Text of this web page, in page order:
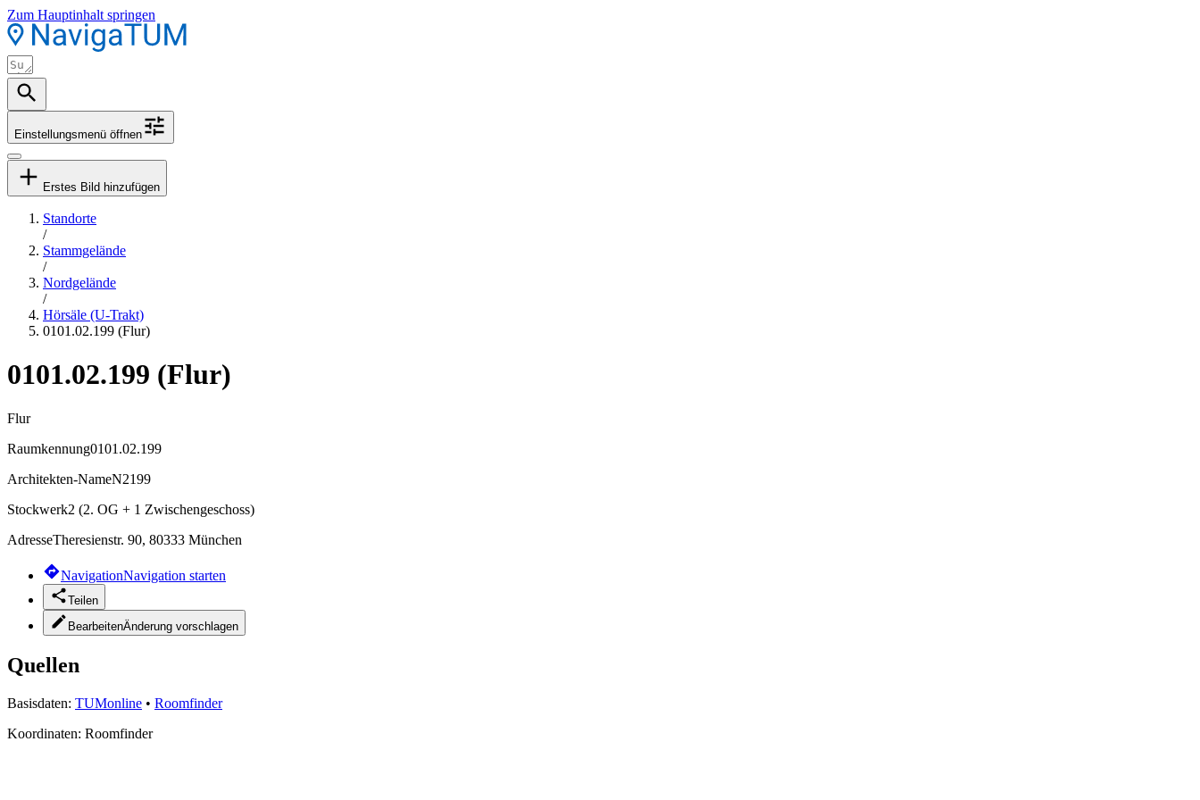
Zum Hauptinhalt springen
Einstellungsmenü öffnen
Erstes Bild hinzufügen
Standorte
/
Stammgelände
/
Nordgelände
/
Hörsäle (U-Trakt)
0101.02.199 (Flur)
0101.02.199 (Flur)
Flur
Raumkennung0101.02.199
Architekten-NameN2199
Stockwerk2 (2. OG + 1 Zwischengeschoss)
AdresseTheresienstr. 90, 80333 München
NavigationNavigation starten
Teilen
BearbeitenÄnderung vorschlagen
Quellen
Basisdaten: TUMonline • Roomfinder
Koordinaten: Roomfinder